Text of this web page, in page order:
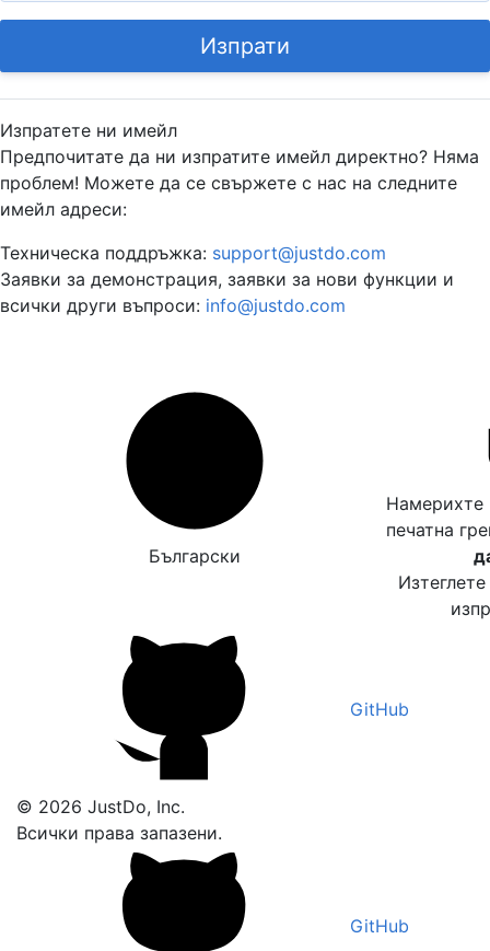
Изпрати
Изпратете ни имейл
Предпочитате да ни изпратите имейл директно? Няма
проблем! Можете да се свържете с нас на следните
имейл адреси:
Техническа поддръжка: support@justdo.com
Заявки за демонстрация, заявки за нови функции и
всички други въпроси: info@justdo.com
Български
Намерихте
печатна
GitHub
© 2026 JustDo, Inc.
Всички права запазени.
GitHub